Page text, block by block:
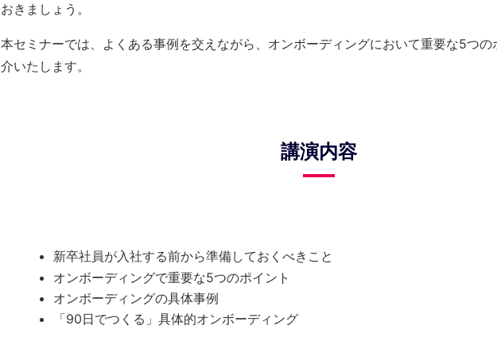
おきましょう。
本セミナーでは、よくある事例を交えながら、オンボーディングにおいて重要な5つ
介いたします。
講演内容
新卒社員が入社する前から準備しておくべきこと
オンボーディングで重要な5つのポイント
オンボーディングの具体事例
「90日でつくる」具体的オンボーディング